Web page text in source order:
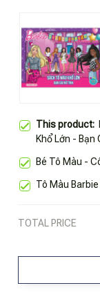
This product:
Khổ Lớn - Bạn
Bé Tô Màu -
Tô Màu
TOTAL PRICE